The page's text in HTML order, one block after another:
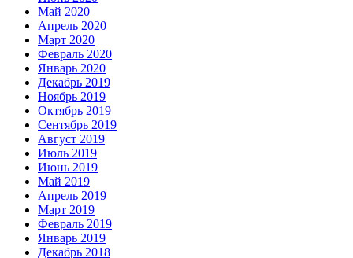
Май 2020
Апрель 2020
Март 2020
Февраль 2020
Январь 2020
Декабрь 2019
Ноябрь 2019
Октябрь 2019
Сентябрь 2019
Август 2019
Июль 2019
Июнь 2019
Май 2019
Апрель 2019
Март 2019
Февраль 2019
Январь 2019
Декабрь 2018